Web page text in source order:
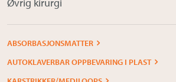
ABSORBASJONSMATTER
AUTOKLAVERBAR OPPBEVARING I PLAST